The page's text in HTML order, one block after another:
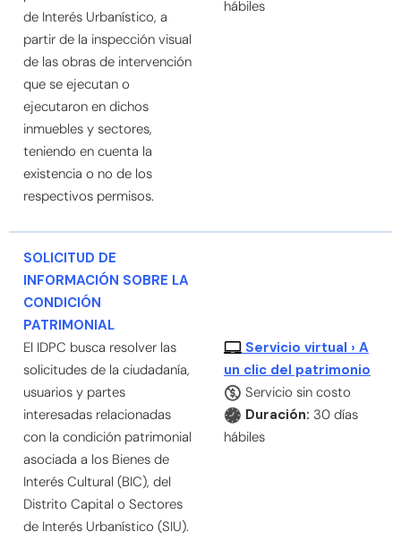
de Interés Urbanístico, a
partir de la inspección visual
de las obras de intervención
que se ejecutan o
ejecutaron en dichos
inmuebles y sectores,
teniendo en cuenta la
existencia o no de los
respectivos permisos.
hábiles
SOLICITUD DE
INFORMACIÓN SOBRE LA
CONDICIÓN
PATRIMONIAL
El IDPC busca resolver las
solicitudes de la ciudadanía,
usuarios y partes
interesadas relacionadas
con la condición patrimonial
asociada a los Bienes de
Interés Cultural (BIC), del
Distrito Capital o Sectores
de Interés Urbanístico (SIU).
Servicio virtual › A
un clic del patrimonio
Servicio sin costo
Duración: 30 días
hábiles